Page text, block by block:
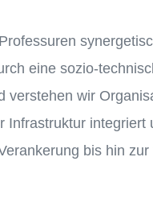
eine sozio-
verstehen wir
Infrastruktur integriert
bis hin zur